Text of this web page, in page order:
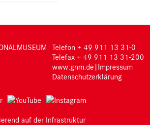
Telefon + 49 911 13 31-0
Telefax + 49 911 13 31-200
www.gnm.de | Impressum
Datenschutzerklärung
auf der Infrastruktur